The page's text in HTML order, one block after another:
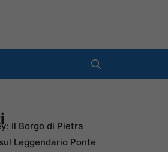
Il Borgo di Pietra
Leggendario Ponte